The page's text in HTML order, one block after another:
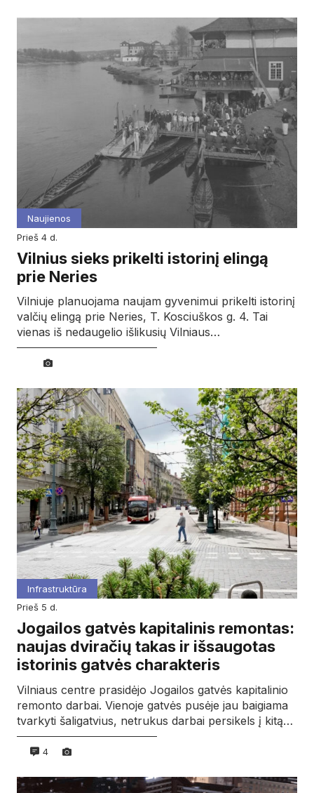
Naujienos
prieš 4 d.
Vilnius sieks prikelti istorinį elingą
prie Neries
Vilniuje planuojama naujam gyvenimui prikelti istorinį
valčių elingą prie Neries, T. Kosciuškos g. 4. Tai
vienas iš nedaugelio išlikusių Vilniaus…
Infrastruktūra
prieš 5 d.
Jogailos gatvės kapitalinis remontas:
naujas dviračių takas ir išsaugotas
istorinis gatvės charakteris
Vilniaus centre prasidėjo Jogailos gatvės kapitalinio
remonto darbai. Vienoje gatvės pusėje jau baigiama
tvarkyti šaligatvius, netrukus darbai persikels į kitą…
4